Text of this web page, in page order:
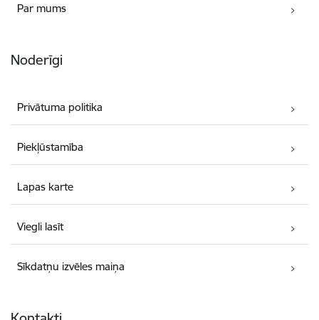
Par mums
Noderīgi
Privātuma politika
Piekļūstamība
Lapas karte
Viegli lasīt
Sīkdatņu izvēles maiņa